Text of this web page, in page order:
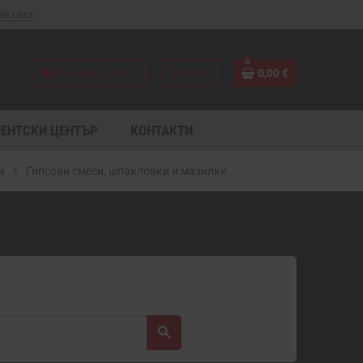
0
0,00 €
Гипсови смеси, шпакловки и мазилки
search